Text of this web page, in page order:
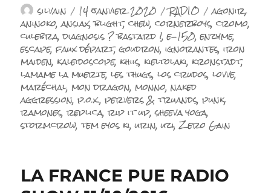
Auteur
silvain Publié
le
14 janvier 2020 Catégories
RADIO Étiquettes
agonir,
aninoko,ansiax,blight,chew,cornerboys,cromo,
culebra,diagnosis ? bastard !,e-150,enzyme,
escape,faux départ,goudron,ignorantes,iron
maiden, kaleidoscope, khiis, kieltolaki, kronstadt,
lamame la muerte,les thugs,los crudos,lovve,
maréchal,mon dragon,monno,naked
aggression,p.o.x.,pervers & truands,punk,
ramones,replica,rip it up,sheeva yoga,
stormcrow,tem eyos ki,urin,uzi,Zero Gain
LA FRANCE PUE RADIO